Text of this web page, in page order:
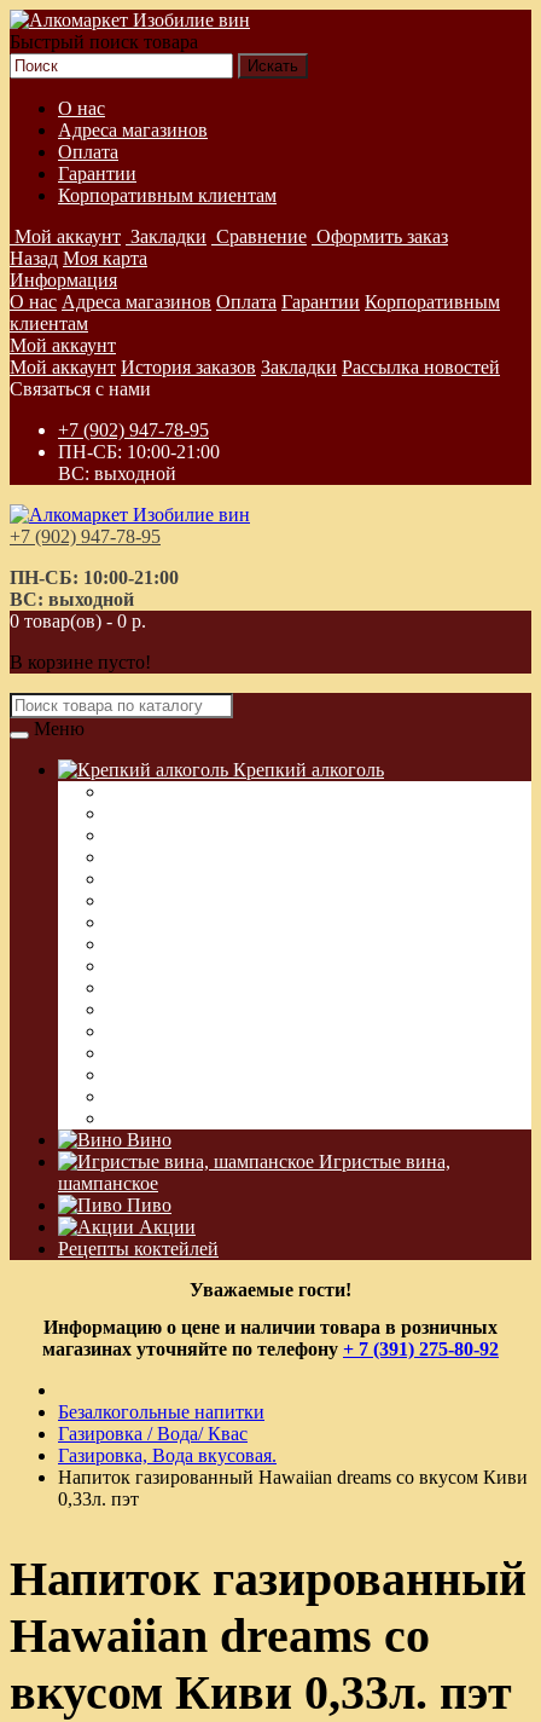
Быстрый поиск товара
О нас
Адреса магазинов
Оплата
Гарантии
Корпоративным клиентам
Мой аккаунт Закладки Сравнение Оформить заказ
Назад Моя карта
Информация
О нас Адреса магазинов Оплата Гарантии Корпоративным
клиентам
Мой аккаунт
Мой аккаунт История заказов Закладки Рассылка новостей
Связаться с нами
+7 (902) 947-78-95
ПН-СБ: 10:00-21:00
ВС: выходной
+7 (902) 947-78-95
ПН-СБ: 10:00-21:00
ВС: выходной
0 товар(ов) - 0 р.
В корзине пусто!
Меню
Крепкий алкоголь
Вино
Игристые вина,
шампанское
Пиво
Акции
Рецепты коктейлей
Уважаемые гости!
Информацию о цене и наличии товара в розничных
магазинах уточняйте по телефону + 7 (391) 275-80-92
Безалкогольные напитки
Газировка / Вода/ Квас
Газировка, Вода вкусовая.
Напиток газированный Hawaiian dreams со вкусом Киви
0,33л. пэт
Напиток газированный
Hawaiian dreams со
вкусом Киви 0,33л. пэт